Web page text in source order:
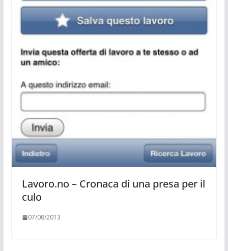
Lavoro.no – Cronaca di una presa per il
culo
07/08/2013